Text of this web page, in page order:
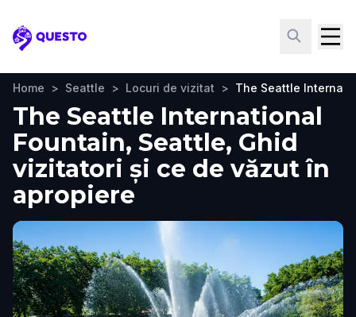
Questo
Home > Seattle > Locuri de vizitat > The Seattle
The Seattle International
Fountain, Seattle, Ghid
vizitatori și ce de văzut în
apropiere